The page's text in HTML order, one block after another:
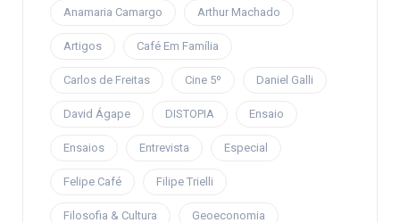
Anamaria Camargo Arthur Machado
Artigos Café Em Família
Carlos de Freitas Cine 5º Daniel Galli
David Ágape DISTOPIA Ensaio
Ensaios Entrevista Especial
Felipe Café Filipe Trielli
Filosofia & Cultura Geoeconomia